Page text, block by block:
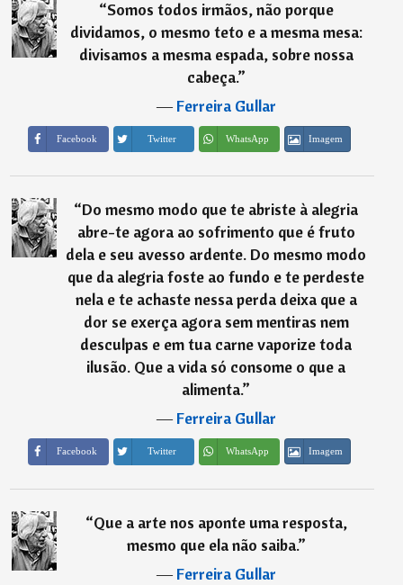
“Somos todos irmãos, não porque
dividamos, o mesmo teto e a mesma mesa:
divisamos a mesma espada, sobre nossa
cabeça.”
―Ferreira Gullar
Facebook Twitter WhatsApp Imagem
“Do mesmo modo que te abriste à alegria
abre-te agora ao sofrimento que é fruto
dela e seu avesso ardente. Do mesmo modo
que da alegria foste ao fundo e te perdeste
nela e te achaste nessa perda deixa que a
dor se exerça agora sem mentiras nem
desculpas e em tua carne vaporize toda
ilusão. Que a vida só consome o que a
alimenta.”
―Ferreira Gullar
Facebook Twitter WhatsApp Imagem
“Que a arte nos aponte uma resposta,
mesmo que ela não saiba.”
―Ferreira Gullar